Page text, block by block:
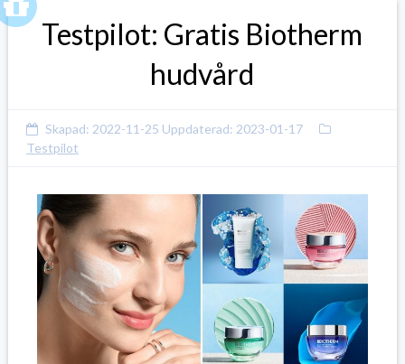
Testpilot: Gratis Biotherm
hudvård
Skapad: 2022-11-25 Uppdaterad: 2023-01-17
Testpilot